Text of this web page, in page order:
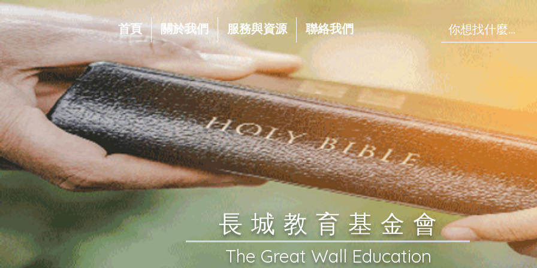
首頁 關於我們 服務與資源 聯絡我們
​長城教育基金會
​The Great Wall Education